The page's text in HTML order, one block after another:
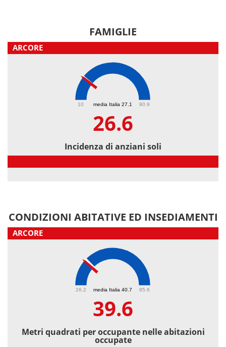
FAMIGLIE
ARCORE
media Italia 27.1
10 90.9
26.6
Incidenza di anziani soli
CONDIZIONI ABITATIVE ED INSEDIAMENTI
ARCORE
media Italia 40.7
26.2 85.6
39.6
Metri quadrati per occupante nelle abitazioni
occupate